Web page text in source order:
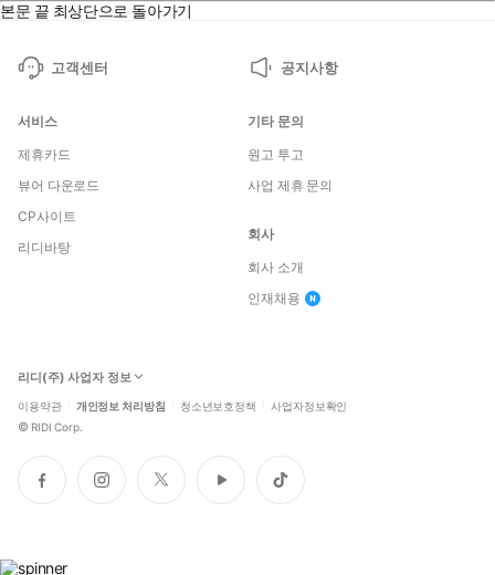
본문 끝 최상단으로 돌아가기
고객센터 공지사항
서비스
제휴카드
뷰어 다운로드
CP사이트
리디바탕
기타 문의
원고 투고
사업 제휴 문의
회사
회사 소개
인재채용
리디(주) 사업자 정보
이용약관 개인정보 처리방침 청소년보호정책 사업자정보확인
© RIDI Corp.
페
이
인
스
트
위
유
튜
틱
톡